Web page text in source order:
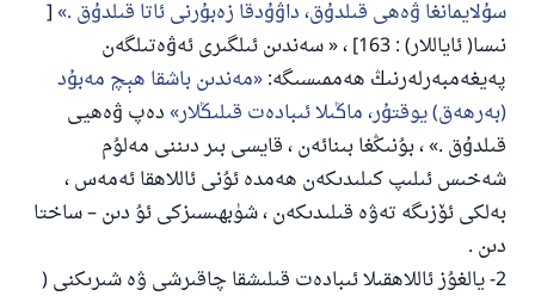
ﺳﯘﻻﻳﻤﺎﻧﻐﺎ ﯞﻩﻫﻰ ﻗﯩﻠﺪﯗﻕ، ﺩﺍﯞﯗﺩﻗﺎ ﺯﻩﺑﯘﺭﻧﻰ ﺋﺎﺗﺎ ﻗﯩﻠﺪﯗﻕ . [
نىسا( ئاياللار) : 163] ، « ﺳﻪﻧﺪﯨﻦ ﺋﯩﻠﮕﯩﺮﻯ ﺋﻪﯞﻩﺗﯩﻠﮕﻪﻥ
ﭘﻪﻳﻐﻪﻣﺒﻪﺭﻟﻪﺭﻧﯩﯔ ﻫﻪﻣﻤﯩﺴﯩﮕﻪ: ﻣﻪﻧﺪﯨﻦ ﺑﺎﺷﻘﺎ ﻫﯧﭻ ﻣﻪﺑﯘﺩ
(ﺑﻪﺭﻫﻪﻕ) ﻳﻮﻗﺘﯘﺭ، ﻣﺎﯕﯩﻼ ﺋﯩﺒﺎﺩﻩﺕ ﻗﯩﻠﯩﯖﻼﺭ ﺩﻩﭖ ﯞﻩﻫﻴﻰ
ﻗﯩﻠﺪﯗﻕ .» ، بۇنىڭغا بىنائەن ، قايسى بىر دىننى مەلۇم
شەخىس ئىلىپ كىلىدىكەن ھەمدە ئۇنى ئاللاھقا ئەمەس ،
بەلكى ئۆزىگە تەۋە قىلىدىكەن ، شۈبھىسىزكى ئۇ دىن – ساختا
دىن .
2- يالغۇز ئاللاھقىلا ئىبادەت قىلىشقا چاقىرشى ۋە شىرىكنى (